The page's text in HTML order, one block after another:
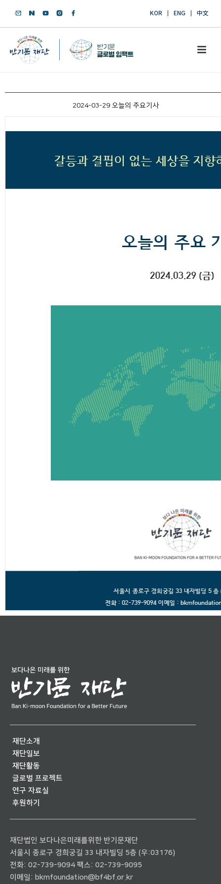
KOR ENG 中文
2024-03-29 오늘의 주요기사
재단소개
재단일보
재단활동
글로벌 프로젝트
연구 자료실
후원하기
재단법인 보다나은미래를위한 반기문재단
서울시 종로구 경희궁길 33 내자빌딩 5층 (우:03176)
전화: 02-739-9094 팩스: 02-739-9095
이메일: bkmfoundation@bf4bf.or.kr